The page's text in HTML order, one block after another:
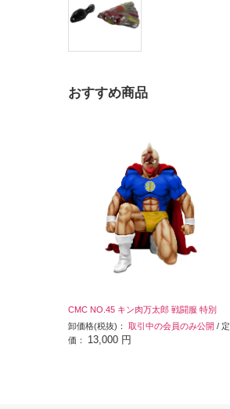
おすすめ商品
CMC NO.45 キン肉万太郎 戦闘服 特別
卸価格(税抜)： 取引中の会員のみ公開 / 定
価： 13,000 円